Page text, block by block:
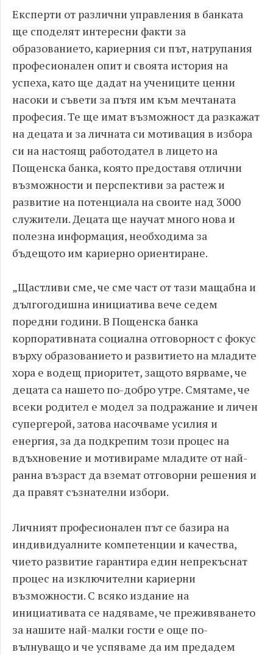
Експерти от различни управления в банката
ще споделят интересни факти за
образованието, кариерния си път, натрупания
професионален опит и своята история на
успеха, като ще дадат на учениците ценни
насоки и съвети за пътя им към мечтаната
професия. Те ще имат възможност да разкажат
на децата и за личната си мотивация в избора
си на настоящ работодател в лицето на
Пощенска банка, която предоставя отлични
възможности и перспективи за растеж и
развитие на потенциала на своите над 3000
служители. Децата ще научат много нова и
полезна информация, необходима за
бъдещото им кариерно ориентиране.
„Щастливи сме, че сме част от тази мащабна и
дългогодишна инициатива вече седем
поредни години. В Пощенска банка
корпоративната социална отговорност с фокус
върху образованието и развитието на младите
хора е водещ приоритет, защото вярваме, че
децата са нашето по-добро утре. Смятаме, че
всеки родител е модел за подражание и личен
супергерой, затова насочваме усилия и
енергия, за да подкрепим този процес на
вдъхновение и мотивираме младите от най-
ранна възраст да вземат отговорни решения и
да правят съзнателни избори.
Личният професионален път се базира на
индивидуалните компетенции и качества,
чието развитие гарантира един непрекъснат
процес на изключителни кариерни
възможности. С всяко издание на
инициативата се надяваме, че преживяването
за нашите най-малки гости е още по-
вълнуващо и че успяваме да им предадем